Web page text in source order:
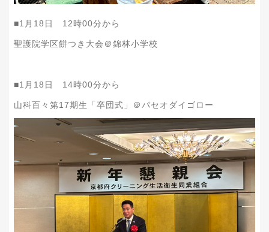
■1月18日 12時00分から
聖護院学区餅つき大会＠錦林小学校
■1月18日 14時00分から
山科百々第17期生「卒団式」＠パセオダイゴロー